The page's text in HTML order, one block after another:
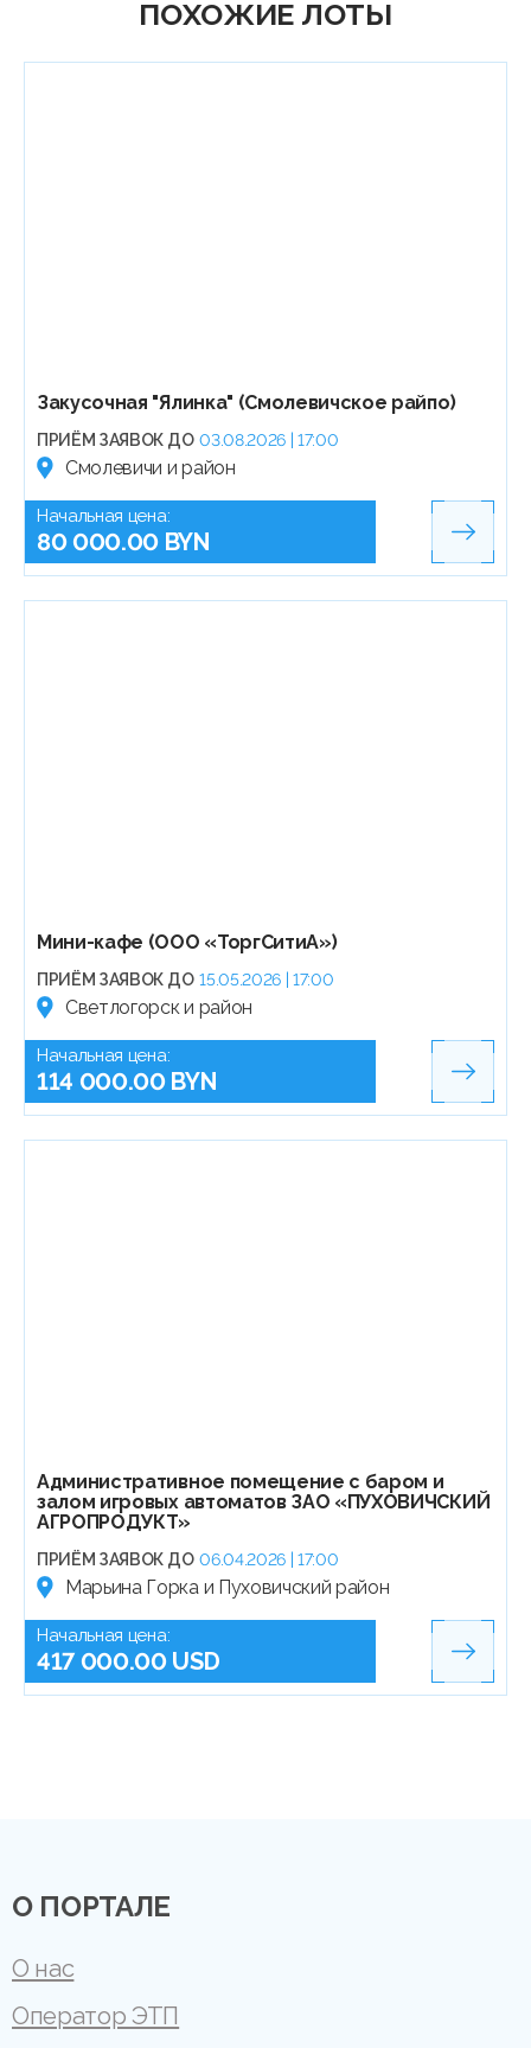
ПОХОЖИЕ ЛОТЫ
Закусочная "Ялинка" (Смолевичское райпо)
ПРИЁМ ЗАЯВОК ДО 03.08.2026 | 17:00
Смолевичи и район
Начальная цена:
80 000.00 BYN
Мини-кафе (ООО «ТоргСитиА»)
ПРИЁМ ЗАЯВОК ДО 15.05.2026 | 17:00
Светлогорск и район
Начальная цена:
114 000.00 BYN
Административное помещение с баром и
залом игровых автоматов ЗАО «ПУХОВИЧСКИЙ
АГРОПРОДУКТ»
ПРИЁМ ЗАЯВОК ДО 06.04.2026 | 17:00
Марьина Горка и Пуховичский район
Начальная цена:
417 000.00 USD
О ПОРТАЛЕ
О нас
Оператор ЭТП